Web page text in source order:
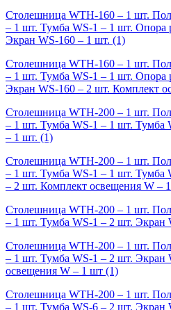
Столешница WTH-160 – 1 шт.
– 1 шт. Тумба WS-1 – 1 шт. Опора
Экран WS-160 – 1 шт. (1)
Столешница WTH-160 – 1 шт.
– 1 шт. Тумба WS-1 – 1 шт. Опора
Экран WS-160 – 2 шт. Комплект
Столешница WTH-200 – 1 шт.
– 1 шт. Тумба WS-1 – 1 шт. Тумба
– 1 шт. (1)
Столешница WTH-200 – 1 шт.
– 1 шт. Тумба WS-1 – 1 шт. Тумба
– 2 шт. Комплект освещения W –
Столешница WTH-200 – 1 шт.
– 1 шт. Тумба WS-1 – 2 шт. Экран
Столешница WTH-200 – 1 шт.
– 1 шт. Тумба WS-1 – 2 шт. Экран
освещения W – 1 шт (1)
Столешница WTH-200 – 1 шт.
– 1 шт. Тумба WS-6 – 2 шт. Экран